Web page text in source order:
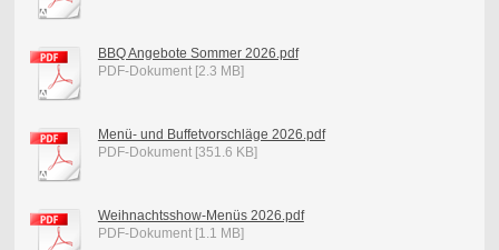
BBQ Angebote Sommer 2026.pdf
PDF-Dokument [2.3 MB]
Menü- und Buffetvorschläge 2026.pdf
PDF-Dokument [351.6 KB]
Weihnachtsshow-Menüs 2026.pdf
PDF-Dokument [1.1 MB]